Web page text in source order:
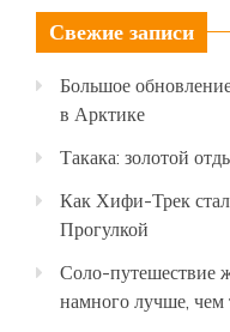
Свежие записи
Большое
в Арктике
Такака: золотой
Как Хифи-Трек
Прогулкой
Соло-путешествие
намного лучше,